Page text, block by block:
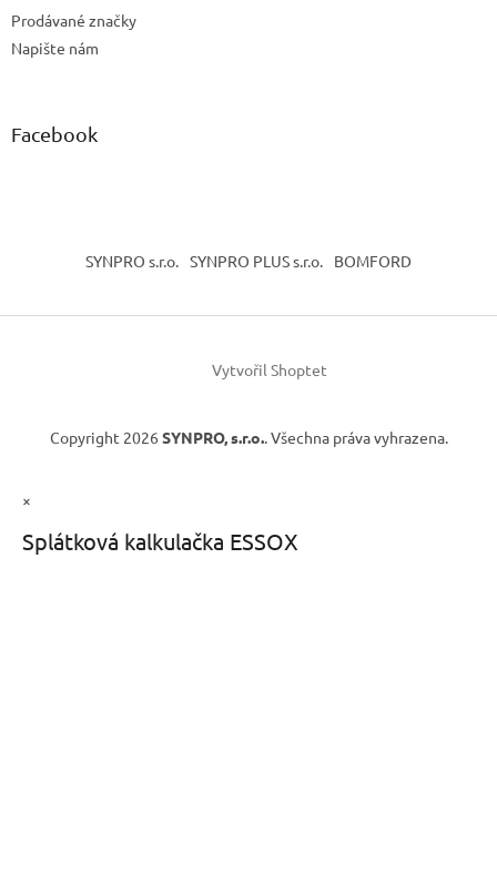
Prodávané značky
Napište nám
Facebook
SYNPRO s.r.o. SYNPRO PLUS s.r.o. BOMFORD
Vytvořil Shoptet
Copyright 2026 SYNPRO, s.r.o.. Všechna práva vyhrazena.
×
Splátková kalkulačka ESSOX